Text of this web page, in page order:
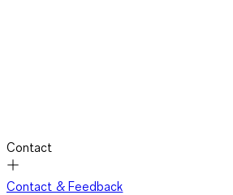
Contact
Contact & Feedback